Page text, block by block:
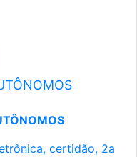
certidão, 2a